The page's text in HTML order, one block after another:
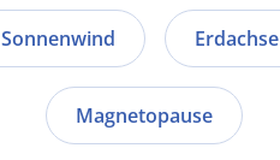
Sonnenwind Erdachse
Magnetopause